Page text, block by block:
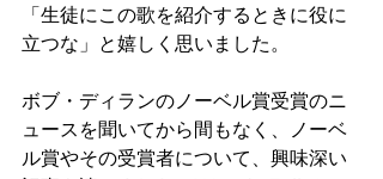
「生徒にこの歌を紹介するときに役に
立つな」と嬉しく思いました。
ボブ・ディランのノーベル賞受賞のニ
ュースを聞いてから間もなく、ノーベ
ル賞やその受賞者について、興味深い